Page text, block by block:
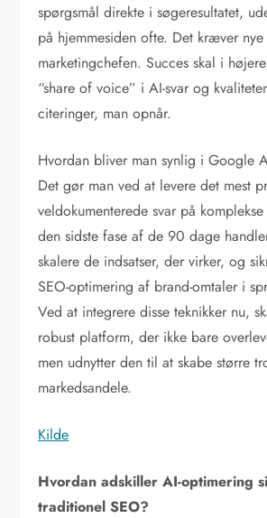
spørgsmål direkte i søgeresultatet,
på hjemmesiden ofte. Det kræver nye
marketingchefen. Succes skal i
“share of voice” i AI-svar og
citeringer, man opnår.
Hvordan bliver man synlig i Google
Det gør man ved at levere det mest
veldokumenterede svar på
den sidste fase af de 90 dage
skalere de indsatser, der virker, og
SEO-optimering af brand-omtaler i
Ved at integrere disse teknikker nu,
robust platform, der ikke bare
men udnytter den til at skabe større
markedsandele.
Kilde
Hvordan adskiller AI-optimering
traditionel SEO?